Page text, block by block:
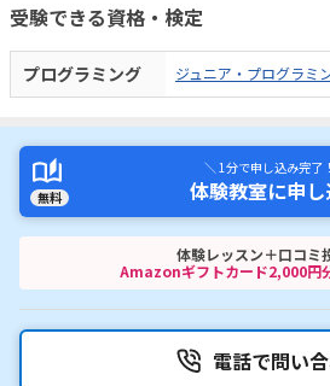
受験できる資格・検定
プログラミング ジュニア・プログラミ
無料
＼ 1分で申し込み完了
体験教室に申
体験レッスン＋口コミ
Amazonギフトカード2,000円
電話で問い